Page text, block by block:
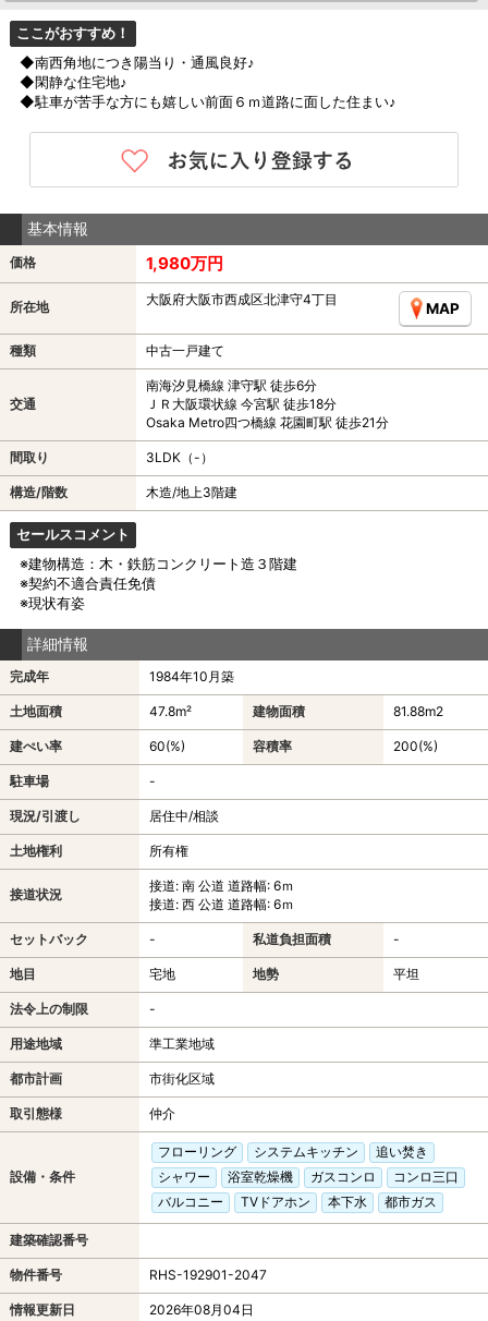
ここがおすすめ！
◆南西角地につき陽当り・通風良好♪
◆閑静な住宅地♪
◆駐車が苦手な方にも嬉しい前面６ｍ道路に面した住まい♪
基本情報
価格 1,980万円
所在地 大阪府大阪市西成区北津守4丁目
MAP
種類 中古一戸建て
交通
南海汐見橋線 津守駅 徒歩6分
ＪＲ大阪環状線 今宮駅 徒歩18分
Osaka Metro四つ橋線 花園町駅 徒歩21分
間取り 3LDK（-）
構造/階数 木造/地上3階建
セールスコメント
※建物構造：木・鉄筋コンクリート造３階建
※契約不適合責任免債
※現状有姿
詳細情報
完成年 1984年10月築
土地面積 47.8m² 建物面積 81.88m2
建ぺい率 60(%) 容積率 200(%)
駐車場 -
現況/引渡し 居住中/相談
土地権利 所有権
接道状況
接道: 南 公道 道路幅: 6ｍ
接道: 西 公道 道路幅: 6ｍ
セットバック - 私道負担面積 -
地目 宅地 地勢 平坦
法令上の制限 -
用途地域 準工業地域
都市計画 市街化区域
取引態様 仲介
設備・条件
フローリング システムキッチン
追い焚き
シャワー
浴室乾燥機 ガスコンロ
コンロ三口
バルコニー
TVドアホン 本下水 都市ガス
建築確認番号
物件番号 RHS-192901-2047
情報更新日 2026年08月04日